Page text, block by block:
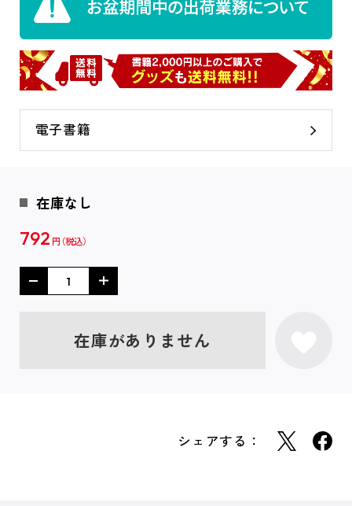
電子書籍
在庫なし
792 円
在庫がありません
シェアする：